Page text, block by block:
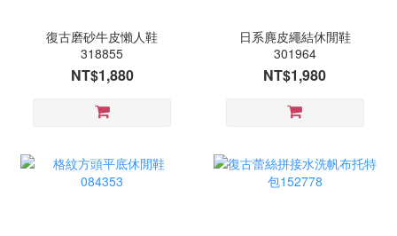
復古磨砂牛皮懶人鞋
318855
NT$1,880
日系麂皮繩結休閒鞋
301964
NT$1,980